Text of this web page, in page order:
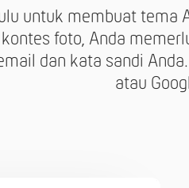
untuk membuat tema
foto, Anda
dan kata sandi
atau